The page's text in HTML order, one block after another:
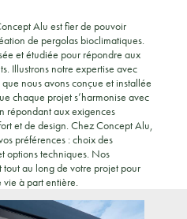
Alu est fier de pouvoir
de pergolas bioclimatiques.
et étudiée pour répondre aux
Illustrons notre expertise avec
nous avons conçue et installée
chaque projet s’harmonise avec
répondant aux exigences
et de design. Chez Concept Alu,
préférences : choix des
options techniques. Nos
au long de votre projet pour
vie à part entière.